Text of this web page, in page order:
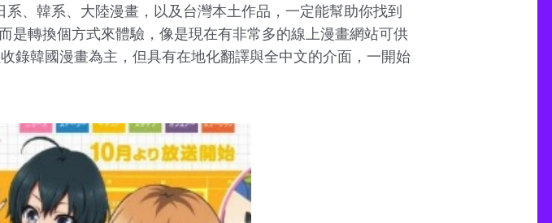
、韓系、大陸漫畫，以及台灣本土作品，一定能幫助你找到
是轉換個方式來體驗，像是現在有非常多的線上漫畫網站可供
錄韓國漫畫為主，但具有在地化翻譯與全中文的介面，一開始